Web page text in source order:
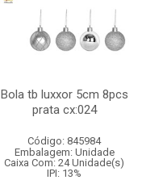
Bola tb luxxor 5cm 8pcs
prata cx:024
Código: 845984
Embalagem: Unidade
Caixa Com: 24 Unidade(s)
IPI: 13%